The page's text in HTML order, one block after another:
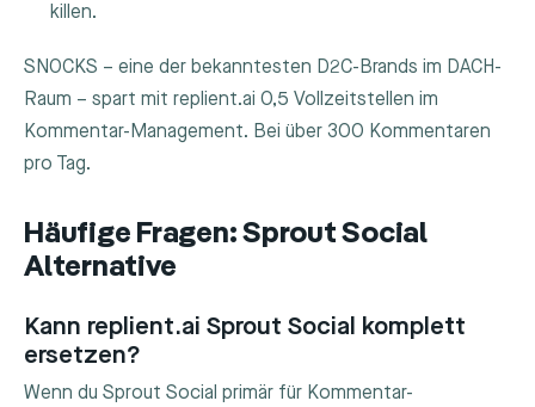
killen.
SNOCKS – eine der bekanntesten D2C-Brands im DACH-
Raum – spart mit replient.ai 0,5 Vollzeitstellen im
Kommentar-Management. Bei über 300 Kommentaren
pro Tag.
Häufige Fragen: Sprout Social
Alternative
Kann replient.ai Sprout Social komplett
ersetzen?
Wenn du Sprout Social primär für Kommentar-